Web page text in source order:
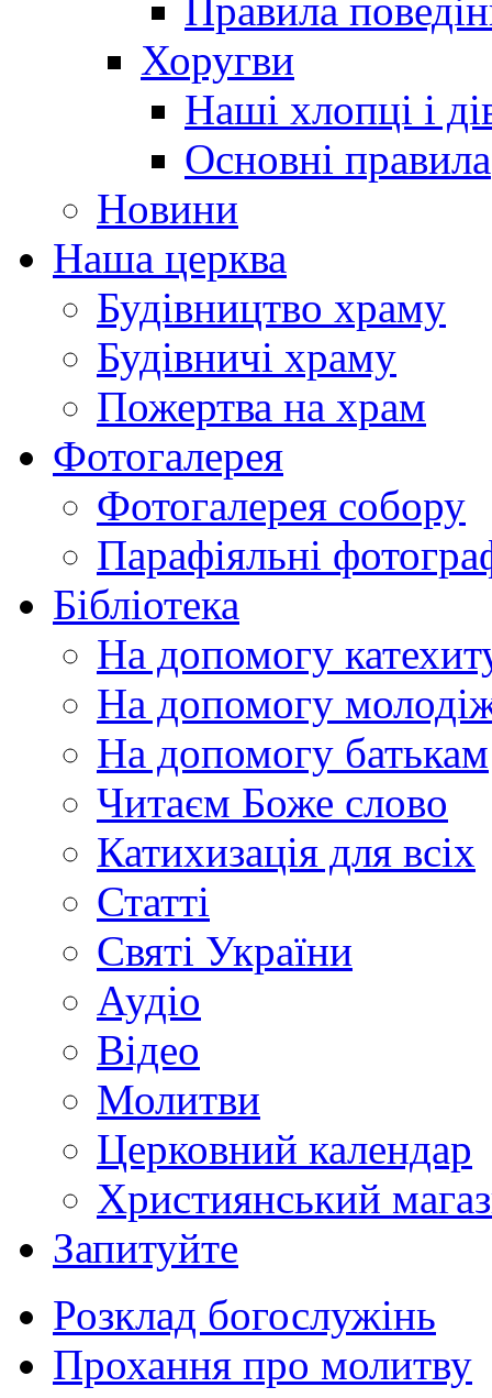
Правила
Хоругви
Наші хлопці і
Основні правила
Новини
Наша церква
Будівництво храму
Будівничі храму
Пожертва на храм
Фотогалерея
Фотогалерея собору
Парафіяльні
Бібліотека
На допомогу
На допомогу
На допомогу батькам
Читаєм Боже слово
Катихизація для всіх
Статті
Святі України
Аудіо
Відео
Молитви
Церковний календар
Християнський
Запитуйте
Розклад богослужінь
Прохання про молитву